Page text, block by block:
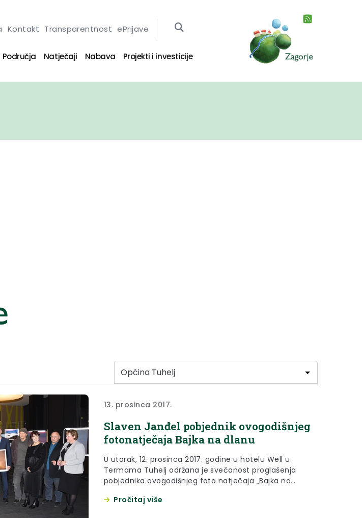
Kontakt Transparentnost ePrijave
Područja Natječaji Nabava Projekti i investicije
13. prosinca 2017.
Slaven Janđel pobjednik ovogodišnjeg
fotonatječaja Bajka na dlanu
U utorak, 12. prosinca 2017. godine u hotelu Well u
Termama Tuhelj održana je svečanost proglašenja
pobjednika ovogodišnjeg foto natječaja „Bajka na
na ovom natječaju te otvorenje izložbe radova s
Pročitaj više